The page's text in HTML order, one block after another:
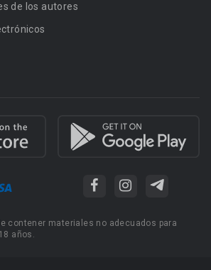
de los autores
contener materiales no adecuados para
años.